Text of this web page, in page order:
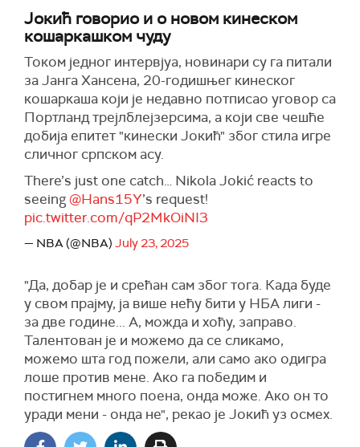
Јокић говорио и о новом кинеском
кошаркашком чуду
Током једног интервјуа, новинари су га питали
за Јанга Хансена, 20-годишњег кинеског
кошаркаша који је недавно потписао уговор са
Портланд трејлблејзерсима, а који све чешће
добија епитет "кинески Јокић" због стила игре
сличног српском асу.
There’s just one catch… Nikola Jokić reacts to
seeing @Hans15Y’s request!
pic.twitter.com/qP2MkOiNI3
— NBA (@NBA) July 23, 2025
"Да, добар је и срећан сам због тога. Када буде
у свом прајму, ја више нећу бити у НБА лиги -
за две године... А, можда и хоћу, заправо.
Талентован је и можемо да се сликамо,
можемо шта год пожели, али само ако одигра
лоше против мене. Ако га победим и
постигнем много поена, онда може. Ако он то
уради мени - онда не", рекао је Јокић уз осмех.